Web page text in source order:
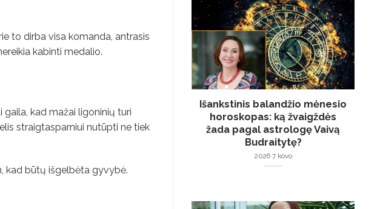
to dirba visa komanda, antrasis
kabinti medalio.
gaila, kad mažai ligoninių turi
straigtasparniui nutūpti ne tiek
kad būtų išgelbėta gyvybė.
Išankstinis balandžio mėnesio
horoskopas: ką žvaigždės
žada pagal astrologę Vaivą
Budraitytę?
2026 7 kovo